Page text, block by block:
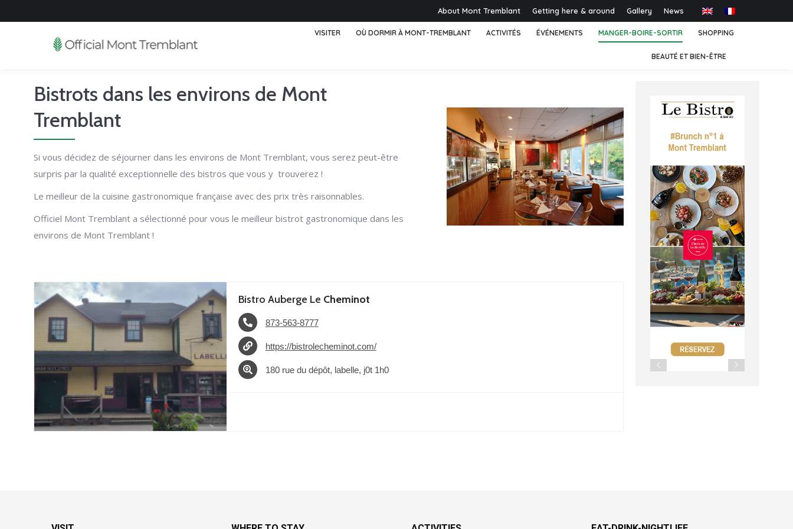
About Mont Tremblant Getting here & around Gallery News
VISITER OÙ DORMIR À MONT-TREMBLANT ACTIVITÉS ÉVÉNEMENTS MANGER-BOIRE-SORTIR SHOPPING
BEAUTÉ ET BIEN-ÊTRE
Bistrots dans les environs de Mont
Tremblant
Si vous décidez de séjourner dans les environs de Mont Tremblant, vous serez peut-être
surpris par la qualité exceptionnelle des bistros que vous y trouverez !
Le meilleur de la cuisine gastronomique française avec des prix très raisonnables.
Officiel Mont Tremblant a sélectionné pour vous le meilleur bistrot gastronomique dans les
environs de Mont Tremblant !
Bistro Auberge Le Cheminot
873-563-8777
https://bistrolecheminot.com/
180 rue du dépôt, labelle, j0t 1h0